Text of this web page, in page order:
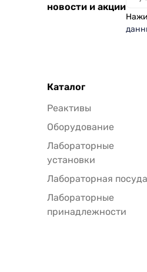
новости и акции
Каталог
Реактивы
Оборудование
Лабораторные
установки
Лабораторная посуда
Лабораторные
принадлежности